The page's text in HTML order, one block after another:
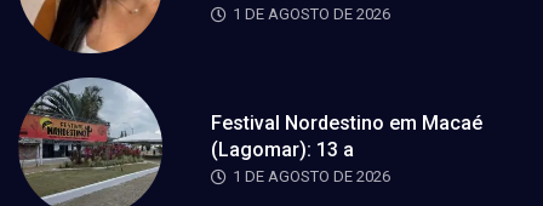
1 DE AGOSTO DE 2026
Festival Nordestino em Macaé
(Lagomar): 13 a
1 DE AGOSTO DE 2026